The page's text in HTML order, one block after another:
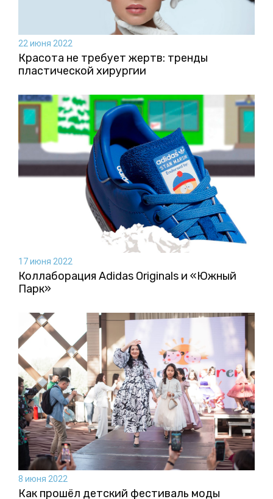
22 июня 2022
Красота не требует жертв: тренды
пластической хирургии
17 июня 2022
Коллаборация Аdidas Originals и «Южный
Парк»
8 июня 2022
Как прошёл детский фестиваль моды